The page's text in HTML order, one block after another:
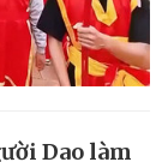
Dao làm